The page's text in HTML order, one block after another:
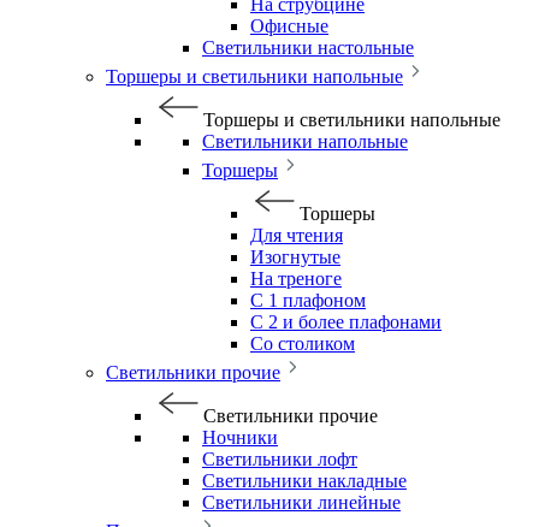
На струбцине
Офисные
Светильники настольные
Торшеры и светильники напольные
Торшеры и светильники напольные
Светильники напольные
Торшеры
Торшеры
Для чтения
Изогнутые
На треноге
С 1 плафоном
С 2 и более плафонами
Со столиком
Светильники прочие
Светильники прочие
Ночники
Светильники лофт
Светильники накладные
Светильники линейные